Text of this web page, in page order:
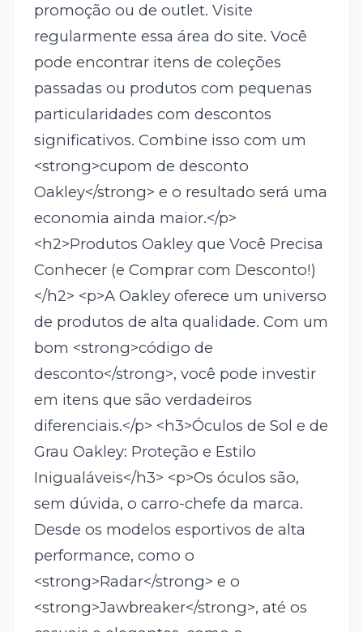
promoção ou de outlet. Visite
regularmente essa área do site. Você
pode encontrar itens de coleções
passadas ou produtos com pequenas
particularidades com descontos
significativos. Combine isso com um
<strong>cupom de desconto
Oakley</strong> e o resultado será uma
economia ainda maior.</p>
<h2>Produtos Oakley que Você Precisa
Conhecer (e Comprar com Desconto!)
</h2> <p>A Oakley oferece um universo
de produtos de alta qualidade. Com um
bom <strong>código de
desconto</strong>, você pode investir
em itens que são verdadeiros
diferenciais.</p> <h3>Óculos de Sol e de
Grau Oakley: Proteção e Estilo
Inigualáveis</h3> <p>Os óculos são,
sem dúvida, o carro-chefe da marca.
Desde os modelos esportivos de alta
performance, como o
<strong>Radar</strong> e o
<strong>Jawbreaker</strong>, até os